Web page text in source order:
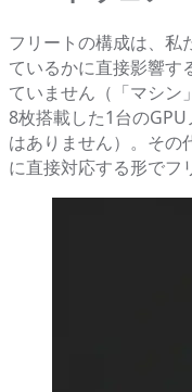
フリートの構成は、私
ているかに直接影響す
ていません（「マシン
8枚搭載した1台の
はありません）。その
に直接対応する形でフ